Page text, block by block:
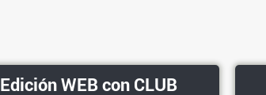
Edición WEB con CLUB